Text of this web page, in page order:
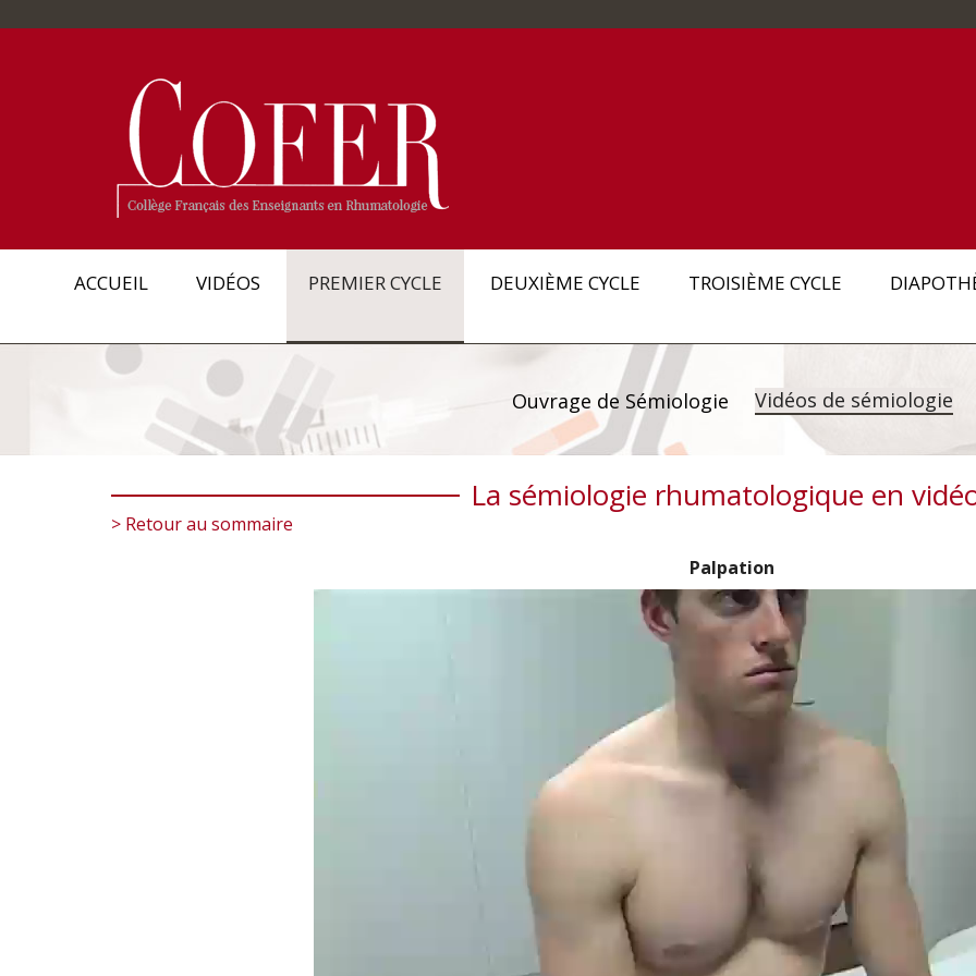
ACCUEIL VIDÉOS PREMIER CYCLE DEUXIÈME CYCLE TROISIÈME CYCLE
Ouvrage de Sémiologie Vidéos de sémiologie
La sémiologie rhumatologique en
> Retour au sommaire
Palpation